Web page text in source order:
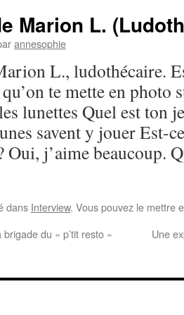
Marion L.
annesophie
L., ludothécaire.
te mette en photo
lunettes Quel est ton
savent y jouer Est-
j’aime beaucoup.
dans Interview. Vous pouvez le mettre
brigade du « p’tit resto »
Une